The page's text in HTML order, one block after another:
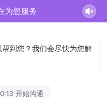
为您服务
到您？我们会尽快为您解
开始沟通